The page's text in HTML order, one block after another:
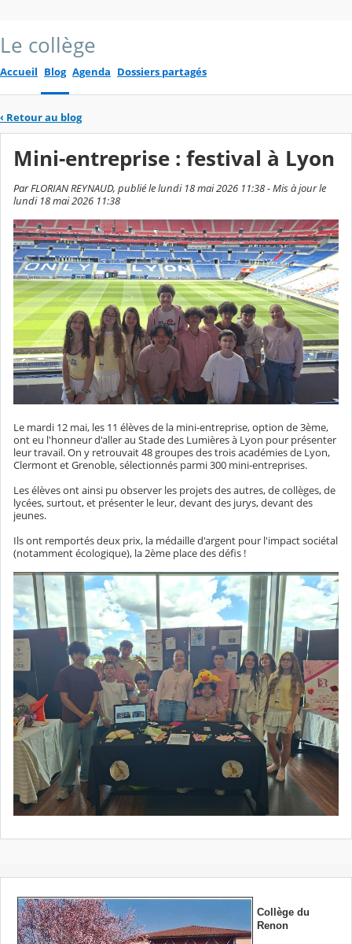
Le collège
Accueil Blog Agenda Dossiers partagés
‹ Retour au blog
Mini-entreprise : festival à Lyon
Par FLORIAN REYNAUD, publié le lundi 18 mai 2026 11:38 - Mis à jour le
lundi 18 mai 2026 11:38
Le mardi 12 mai, les 11 élèves de la mini-entreprise, option de 3ème,
ont eu l'honneur d'aller au Stade des Lumières à Lyon pour présenter
leur travail. On y retrouvait 48 groupes des trois académies de Lyon,
Clermont et Grenoble, sélectionnés parmi 300 mini-entreprises.
Les élèves ont ainsi pu observer les projets des autres, de collèges, de
lycées, surtout, et présenter le leur, devant des jurys, devant des
jeunes.
Ils ont remportés deux prix, la médaille d'argent pour l'impact sociétal
(notamment écologique), la 2ème place des défis !
Collège du
Renon